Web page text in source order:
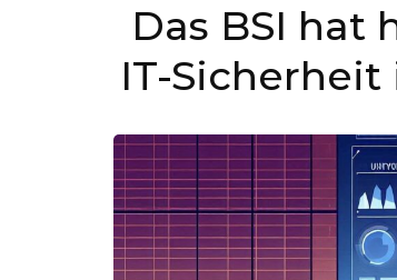
Das BSI hat
IT-